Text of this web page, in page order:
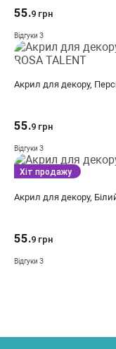
55.9 грн
Відгуки 3
Акрил для декору,
55.9 грн
Відгуки 3
Акрил для декору,
55.9 грн
Відгуки 3
Хіт продажу